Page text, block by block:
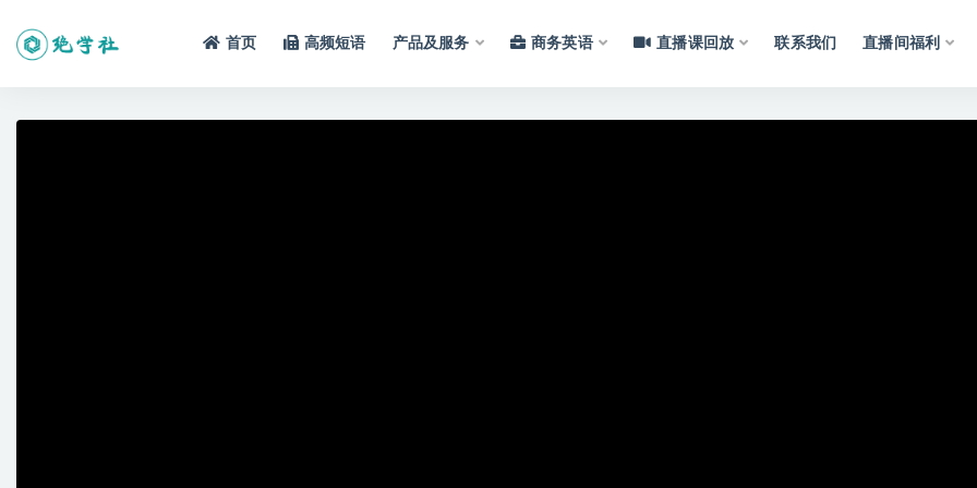
首页 高频短语 产品及服务 商务英语 直播课回放 联系我们 直播间福利